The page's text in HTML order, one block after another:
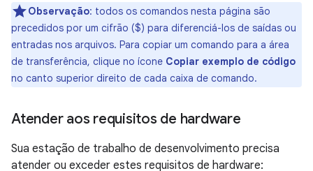
Observação: todos os comandos nesta página são
precedidos por um cifrão ($) para diferenciá-los de saídas ou
entradas nos arquivos. Para copiar um comando para a área
de transferência, clique no ícone Copiar exemplo de código
no canto superior direito de cada caixa de comando.
Atender aos requisitos de hardware
Sua estação de trabalho de desenvolvimento precisa
atender ou exceder estes requisitos de hardware: